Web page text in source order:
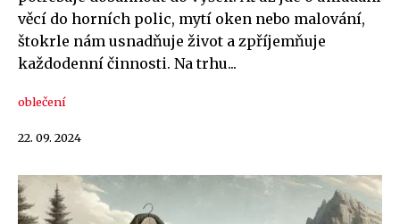
věcí do horních polic, mytí oken nebo malování,
štokrle nám usnadňuje život a zpříjemňuje
každodenní činnosti. Na trhu...
oblečení
22. 09. 2024